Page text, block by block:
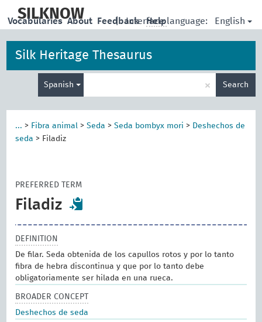
main
SILKNOW | Interface language: English
Vocabularies About Feedback Help
Silk Heritage Thesaurus
Spanish × Search
... > Fibra animal >Seda >Seda bombyx mori > Deshechos de
seda > Filadiz
PREFERRED TERM
Filadiz
DEFINITION
De filar. Seda obtenida de los capullos rotos y por lo tanto
fibra de hebra discontinua y que por lo tanto debe
obligatoriamente ser hilada en una rueca.
BROADER CONCEPT
Deshechos de seda